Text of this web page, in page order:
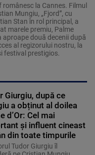
românesc la Cannes. Filmul
Mungiu, „Fjord”, cu
Stan în rol principal, a
marele premiu, Palme
aproape două decenii după
al regizorului nostru, la
festival prestigios.
Giurgiu, după ce
a obținut al doilea
d’Or: Cel mai
şi influent cineast
din toate timpurile
Tudor Giurgiu îl